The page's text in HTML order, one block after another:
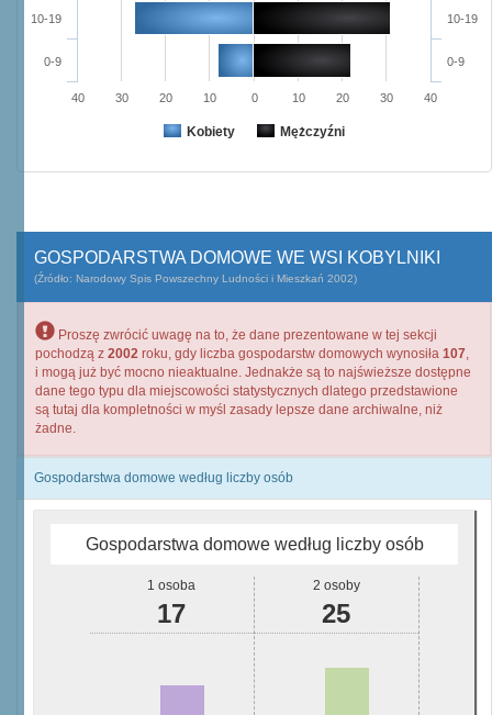
Kobiety Mężczyźni
0-9
10-19
0-9
10-19
40 30 20 10 0 10 20 30 40
GOSPODARSTWA DOMOWE WE WSI KOBYLNIKI
(Źródło: Narodowy Spis Powszechny Ludności i Mieszkań 2002)
Proszę zwrócić uwagę na to, że dane prezentowane w tej sekcji
pochodzą z 2002 roku, gdy liczba gospodarstw domowych wynosiła 107,
i mogą już być mocno nieaktualne. Jednakże są to najświeższe dostępne
dane tego typu dla miejscowości statystycznych dlatego przedstawione
są tutaj dla kompletności w myśl zasady lepsze dane archiwalne, niż
żadne.
Gospodarstwa domowe według liczby osób
Gospodarstwa domowe według liczby osób
1 osoba
17
2 osoby
25